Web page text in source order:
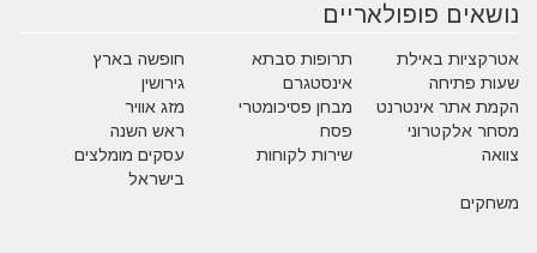
נושאים פופולאריים
אטרקציות באילת תרופות סבתא
חופשה בארץ
שעות פתיחה
אינסטגרם
גירושין
הקמת אתר אינטרנט
מבחן פסיכומטרי
מזג אוויר
מסחר אלקטרוני
פסח
ראש השנה
צוואה
שירות לקוחות
עסקים מומלצים
בישראל
משחקים